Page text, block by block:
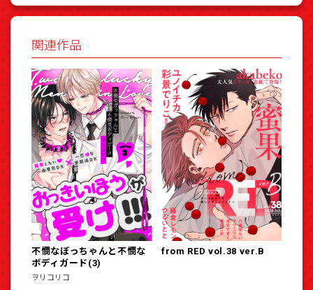
関連作品
不憫なぼっちゃんと不憫な
ボディガード(3)
ヲリコリコ
from RED vol.38 ver.B